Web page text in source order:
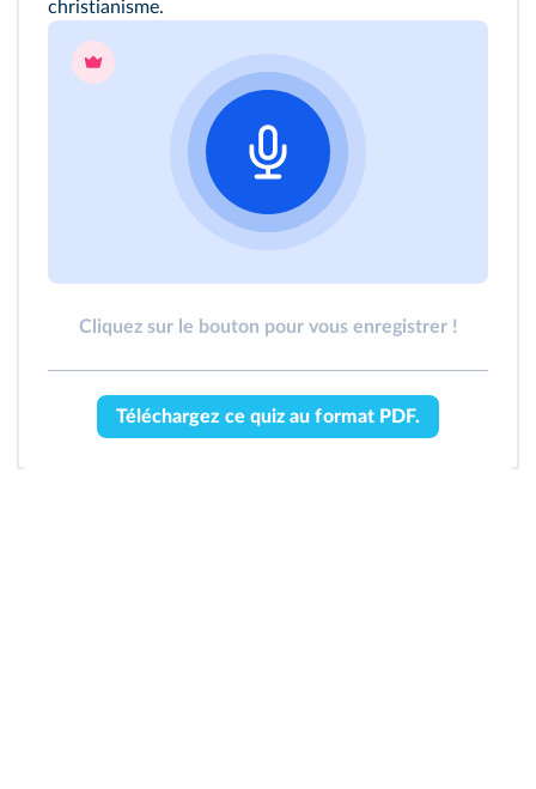
christianisme.
Cliquez sur le bouton pour vous enregistrer !
Téléchargez ce quiz au format PDF.